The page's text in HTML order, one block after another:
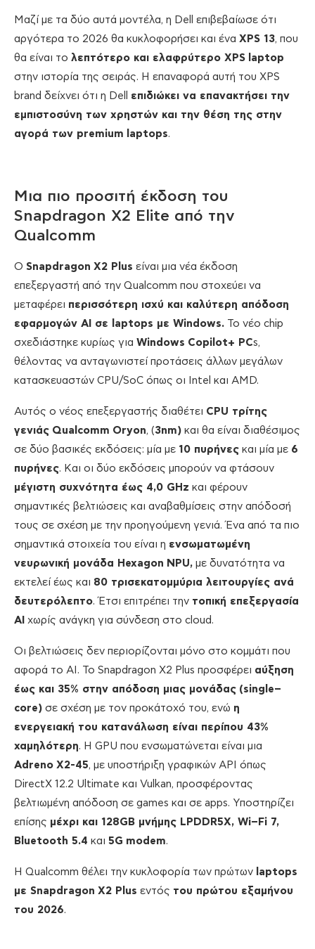
Μαζί με τα δύο αυτά μοντέλα, η Dell επιβεβαίωσε ότι
αργότερα το 2026 θα κυκλοφορήσει και ένα XPS 13, που
θα είναι το λεπτότερο και ελαφρύτερο XPS laptop
στην ιστορία της σειράς. Η επαναφορά αυτή του XPS
brand δείχνει ότι η Dell επιδιώκει να επανακτήσει την
εμπιστοσύνη των χρηστών και την θέση της στην
αγορά των premium laptops.
Μια πιο προσιτή έκδοση του
Snapdragon X2 Elite από την
Qualcomm
Ο Snapdragon X2 Plus είναι μια νέα έκδοση
επεξεργαστή από την Qualcomm που στοχεύει να
μεταφέρει περισσότερη ισχύ και καλύτερη απόδοση
εφαρμογών AI σε laptops με Windows. Το νέο chip
σχεδιάστηκε κυρίως για Windows Copilot+ PCs,
θέλοντας να ανταγωνιστεί προτάσεις άλλων μεγάλων
κατασκευαστών CPU/SoC όπως οι Intel και AMD.
Αυτός ο νέος επεξεργαστής διαθέτει CPU τρίτης
γενιάς Qualcomm Oryon, (3nm) και θα είναι διαθέσιμος
σε δύο βασικές εκδόσεις: μία με 10 πυρήνες και μία με 6
πυρήνες. Και οι δύο εκδόσεις μπορούν να φτάσουν
μέγιστη συχνότητα έως 4,0 GHz και φέρουν
σημαντικές βελτιώσεις και αναβαθμίσεις στην απόδοσή
τους σε σχέση με την προηγούμενη γενιά. Ένα από τα πιο
σημαντικά στοιχεία του είναι η ενσωματωμένη
νευρωνική μονάδα Hexagon NPU, με δυνατότητα να
εκτελεί έως και 80 τρισεκατομμύρια λειτουργίες ανά
δευτερόλεπτο. Έτσι επιτρέπει την τοπική επεξεργασία
AI χωρίς ανάγκη για σύνδεση στο cloud.
Οι βελτιώσεις δεν περιορίζονται μόνο στο κομμάτι που
αφορά το AI. Το Snapdragon X2 Plus προσφέρει αύξηση
έως και 35% στην απόδοση μιας μονάδας (single–
core) σε σχέση με τον προκάτοχό του, ενώ η
ενεργειακή του κατανάλωση είναι περίπου 43%
χαμηλότερη. Η GPU που ενσωματώνεται είναι μια
Adreno X2-45, με υποστήριξη γραφικών API όπως
DirectX 12.2 Ultimate και Vulkan, προσφέροντας
βελτιωμένη απόδοση σε games και σε apps. Yποστηρίζει
επίσης μέχρι και 128GB μνήμης LPDDR5X, Wi– Fi 7,
Bluetooth 5.4 και 5G modem.
Η Qualcomm θέλει την κυκλοφορία των πρώτων laptops
με Snapdragon X2 Plus εντός του πρώτου εξαμήνου
του 2026.